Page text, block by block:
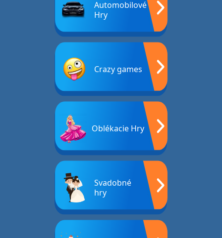
Automobilové
Hry
Crazy games
Oblékacie Hry
Svadobné
hry